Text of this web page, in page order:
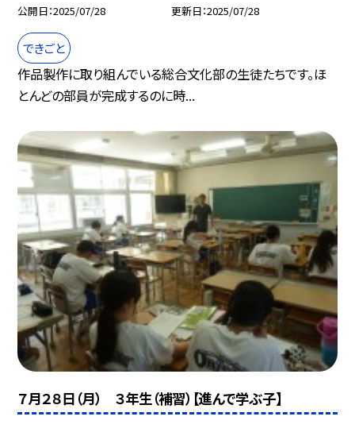
公開日 2025/07/28 更新日 2025/07/28
できごと
作品製作に取り組んでいる総合文化部の生徒たちです。ほ
とんどの部員が完成するのに時...
７月２８日（月） ３年生（補習）【進んで学ぶ子】